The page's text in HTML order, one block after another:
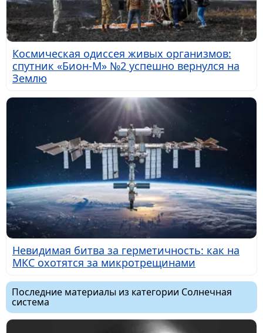
Космическая одиссея живых организмов:
спутник «Бион-М» №2 успешно вернулся на
Землю
Невидимая битва за герметичность: как на
МКС охотятся за микротрещинами
Последние материалы из категории Солнечная
система